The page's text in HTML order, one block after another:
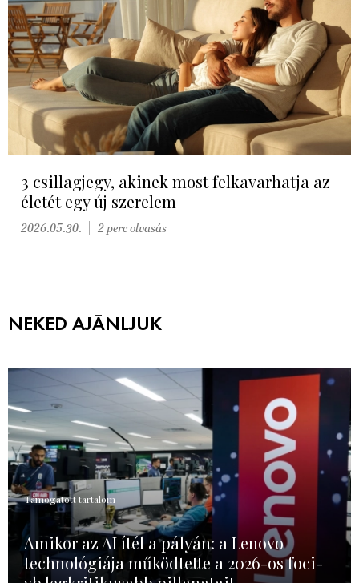
3 csillagjegy, akinek most felkavarhatja az
életét egy új szerelem
2026.05.30. 2 perc olvasás
NEKED AJÁNLJUK
Támogatott tartalom
Amikor az AI ítél a pályán: a Lenovo
technológiája működtette a 2026-os foci-